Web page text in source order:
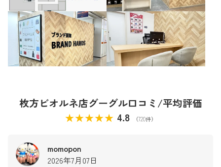
枚方ビオルネ店グーグル口コミ/平均評価
★★★★★ 4.8 （720件）
momopon
2026年7月07日